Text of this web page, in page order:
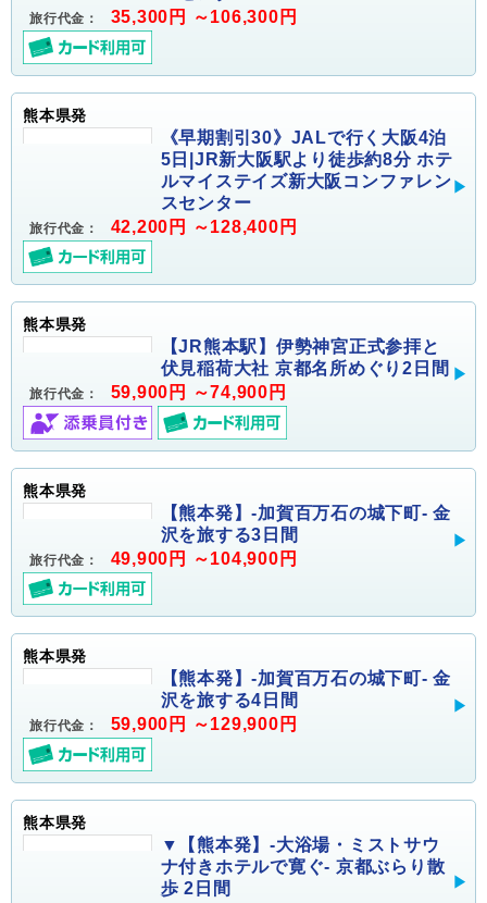
旅行代金： 35,300円 ～106,300円
熊本県発
《早期割引30》JALで行く大阪4泊
5日|JR新大阪駅より徒歩約8分 ホテ
ルマイステイズ新大阪コンファレン
スセンター
旅行代金： 42,200円 ～128,400円
熊本県発
【JR熊本駅】伊勢神宮正式参拝と
伏見稲荷大社 京都名所めぐり2日間
旅行代金： 59,900円 ～74,900円
熊本県発
【熊本発】-加賀百万石の城下町- 金
沢を旅する3日間
旅行代金： 49,900円 ～104,900円
熊本県発
【熊本発】-加賀百万石の城下町- 金
沢を旅する4日間
旅行代金： 59,900円 ～129,900円
熊本県発
▼【熊本発】-大浴場・ミストサウ
ナ付きホテルで寛ぐ- 京都ぶらり散
歩 2日間